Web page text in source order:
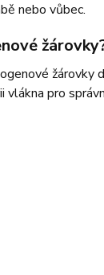
nebo vůbec.
vlákna pro